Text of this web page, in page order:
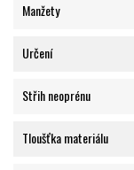
Manžety
Určení
Střih neoprénu
Tloušťka materiálu